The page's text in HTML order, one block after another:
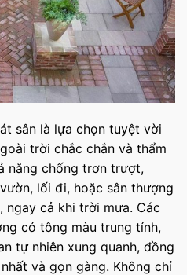
sân là lựa chọn tuyệt vời
trời chắc chắn và thẩm
năng chống trơn trượt,
lối đi, hoặc sân thượng
ngay cả khi trời mưa. Các
có tông màu trung tính,
tự nhiên xung quanh, đồng
và gọn gàng. Không chỉ